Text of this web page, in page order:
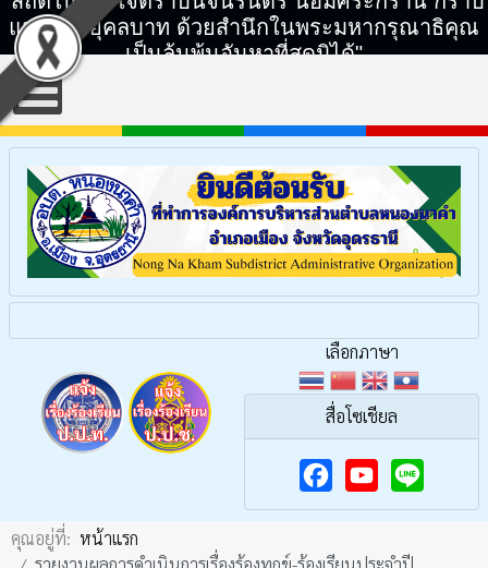
แทบพระยุคลบาท ด้วยสำนึกในพระมหากรุณาธิคุณ
เป็นล้นพ้นอันหาที่สุดมิได้"
เลือกภาษา
สื่อโซเชียล
F
Y
คุณอยู่ที่: หน้าแรก